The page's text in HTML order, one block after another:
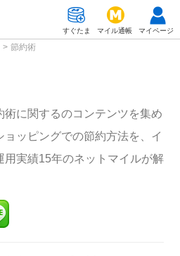
マイページ
マイル通帳
すぐたま
> 節約術
術に関するのコンテンツを集め
ッピングでの節約方法を、イ
用実績15年のネットマイルが解